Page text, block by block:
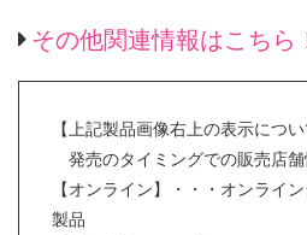
その他関連情報はこちら
【上記製品画像右上の表示につい
発売のタイミングでの販売店舗
【オンライン】・・・オンライ
製品